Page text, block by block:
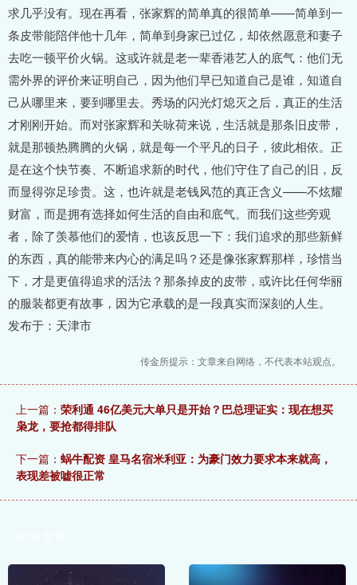
求几乎没有。现在再看，张家辉的简单真的很简单——简单到一
条皮带能陪伴他十几年，简单到身家已过亿，却依然愿意和妻子
去吃一顿平价火锅。这或许就是老一辈香港艺人的底气：他们无
需外界的评价来证明自己，因为他们早已知道自己是谁，知道自
己从哪里来，要到哪里去。秀场的闪光灯熄灭之后，真正的生活
才刚刚开始。而对张家辉和关咏荷来说，生活就是那条旧皮带，
就是那顿热腾腾的火锅，就是每一个平凡的日子，彼此相依。正
是在这个快节奏、不断追求新的时代，他们守住了自己的旧，反
而显得弥足珍贵。这，也许就是老钱风范的真正含义——不炫耀
财富，而是拥有选择如何生活的自由和底气。而我们这些旁观
者，除了羡慕他们的爱情，也该反思一下：我们追求的那些新鲜
的东西，真的能带来内心的满足吗？还是像张家辉那样，珍惜当
下，才是更值得追求的活法？那条掉皮的皮带，或许比任何华丽
的服装都更有故事，因为它承载的是一段真实而深刻的人生。
发布于：天津市
传金所提示：文章来自网络，不代表本站观点。
上一篇： 荣利通 46亿美元大单只是开始？巴总理证实：现在想买
枭龙，要抢都得排队
下一篇： 蜗牛配资 皇马名宿米利亚：为豪门效力要求本来就高，
表现差被嘘很正常